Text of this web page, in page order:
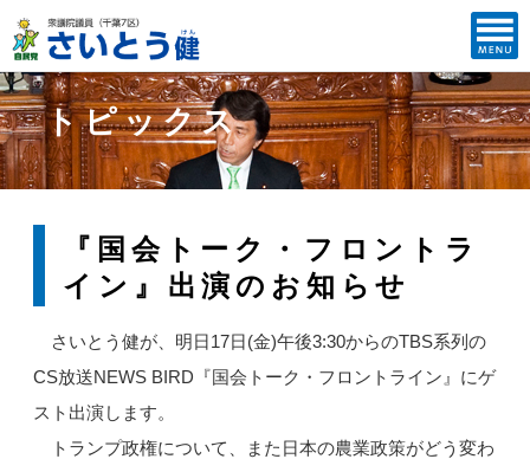
トピックス
『国会トーク・フロントラ
イン』出演のお知らせ
さいとう健が、明日17日(金)午後3:30からのTBS系列の
CS放送NEWS BIRD『国会トーク・フロントライン』にゲ
スト出演します。
トランプ政権について、また日本の農業政策がどう変わ